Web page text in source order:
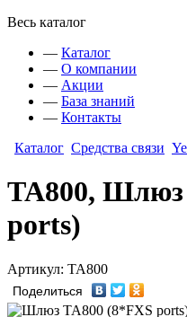
Весь каталог
— Каталог
— О компании
— Акции
— База знаний
— Контакты
Каталог Средства связи
TA800, Шлюз
ports)
Артикул: TA800
Поделиться